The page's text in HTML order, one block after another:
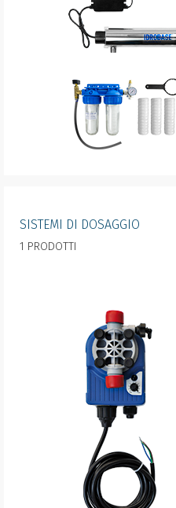
SISTEMI DI DOSAGGIO
1 PRODOTTI